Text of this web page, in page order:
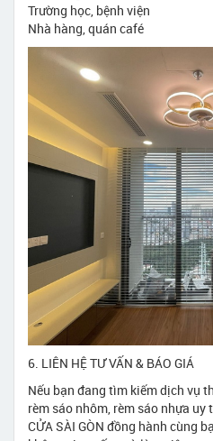
Trường học, bệnh viện
Nhà hàng, quán café
6. LIÊN HỆ TƯ VẤN & BÁO GIÁ
Nếu bạn đang tìm kiếm dịch vụ
rèm sáo nhôm, rèm sáo nhựa uy
CỬA SÀI GÒN đồng hành cùng